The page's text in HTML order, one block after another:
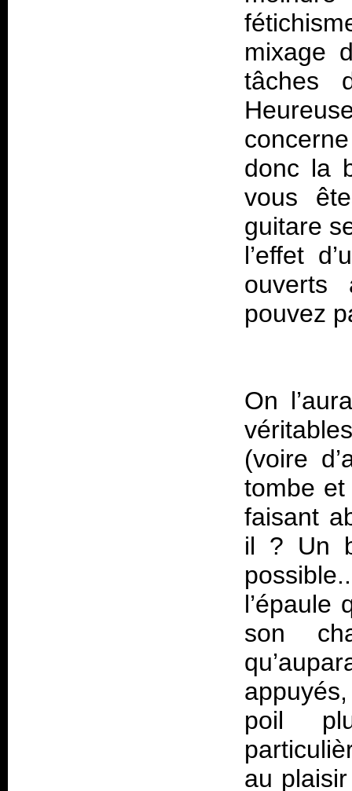
mixage
tâches
donc la
vous
guitare
l’effet
ouverts
pouvez
On
(voire
tombe et
faisant
il ? Un
l’épaule
son
poil
au